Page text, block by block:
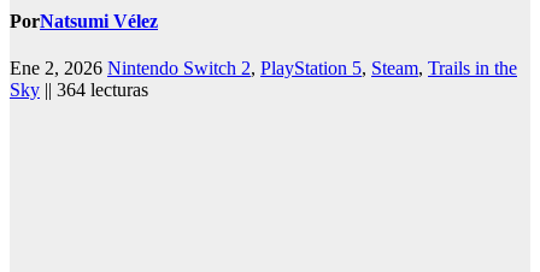
PorNatsumi Vélez
Ene 2, 2026 Nintendo Switch 2, PlayStation 5, Steam, Trails in the
Sky || 364 lecturas